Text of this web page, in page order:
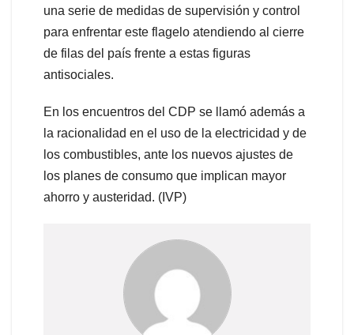
una serie de medidas de supervisión y control
para enfrentar este flagelo atendiendo al cierre
de filas del país frente a estas figuras
antisociales.
En los encuentros del CDP se llamó además a
la racionalidad en el uso de la electricidad y de
los combustibles, ante los nuevos ajustes de
los planes de consumo que implican mayor
ahorro y austeridad. (IVP)